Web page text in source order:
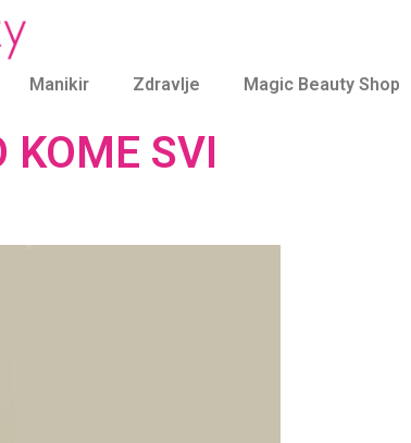
Manikir Zdravlje Magic Beauty Shop
KOME SVI